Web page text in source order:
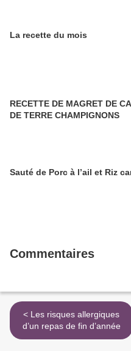
La recette du mois
RECETTE DE MAGRET DE
DE TERRE CHAMPIGNONS
Sauté de Porc à l’ail et Riz
Commentaires
< Les risques allergiques
d’un repas de fin d’année